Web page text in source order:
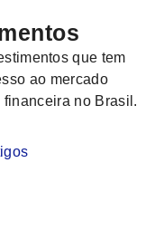
que tem
ao mercado
no Brasil.